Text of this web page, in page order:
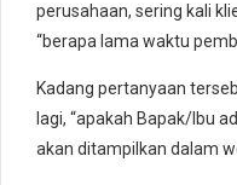
perusahaan, sering kali
“berapa lama waktu
Kadang pertanyaan
lagi, “apakah Bapak/Ibu
akan ditampilkan dalam